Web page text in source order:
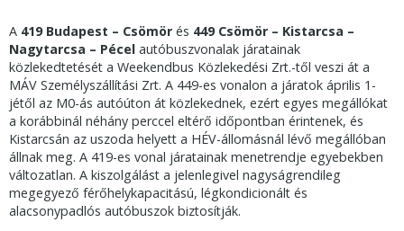
A 419 Budapest – Csömör és 449 Csömör – Kistarcsa –
Nagytarcsa – Pécel autóbuszvonalak járatainak
közlekedtetését a Weekendbus Közlekedési Zrt.-től veszi át a
MÁV Személyszállítási Zrt. A 449-es vonalon a járatok április 1-
jétől az M0-ás autóúton át közlekednek, ezért egyes megállókat
a korábbinál néhány perccel eltérő időpontban érintenek, és
Kistarcsán az uszoda helyett a HÉV-állomásnál lévő megállóban
állnak meg. A 419-es vonal járatainak menetrendje egyebekben
változatlan. A kiszolgálást a jelenlegivel nagyságrendileg
megegyező férőhelykapacitású, légkondicionált és
alacsonypadlós autóbuszok biztosítják.